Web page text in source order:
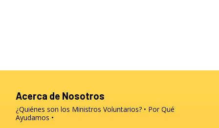
Acerca de Nosotros
¿Quiénes son los Ministros Voluntarios?
Por Qué
Ayudamos